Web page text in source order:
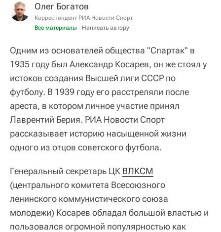
Олег Богатов
Корреспондент РИА Новости Спорт
Все материалы
Написать автору
Одним из основателей общества "Спартак" в
1935 году был Александр Косарев, он же стоял у
истоков создания Высшей лиги СССР по
футболу. В 1939 году его расстреляли после
ареста, в котором личное участие принял
Лаврентий Берия. РИА Новости Спорт
рассказывает историю насыщенной жизни
одного из отцов советского футбола.
Генеральный секретарь ЦК ВЛКСМ
(центрального комитета Всесоюзного
ленинского коммунистического союза
молодежи) Косарев обладал большой властью и
пользовался огромной популярностью как